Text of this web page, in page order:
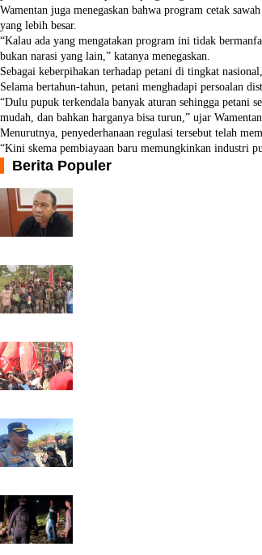
Wamentan juga menegaskan bahwa program cetak
yang lebih besar.
“Kalau ada yang mengatakan program ini tidak
bukan narasi yang lain,” katanya menegaskan.
Sebagai keberpihakan terhadap petani di tingkat
Selama bertahun-tahun, petani menghadapi persoalan
“Dulu pupuk terkendala banyak aturan sehingga petani
mudah, dan bahkan harganya bisa turun,” ujar
Menurutnya, penyederhanaan regulasi tersebut telah
“Kini skema pembiayaan baru memungkinkan industri
Berita Populer